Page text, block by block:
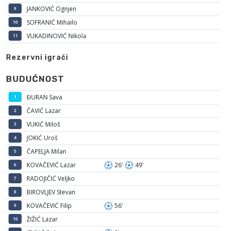
9 JANKOVIĆ Ognjen
10 SOFRANIĆ Mihailo
11 VUKADINOVIĆ Nikola
Rezervni igrači
BUDUĆNOST
1 ĐURAN Sava
2 ČAVIĆ Lazar
3 VUKIĆ Miloš
4 JOKIĆ Uroš
5 ČAPELJA Milan
6 KOVAČEVIĆ Lazar 26' 49'
7 RADOJIČIĆ Veljko
8 BIROVLJEV Stevan
9 KOVAČEVIĆ Filip 56'
10 ŽIŽIĆ Lazar